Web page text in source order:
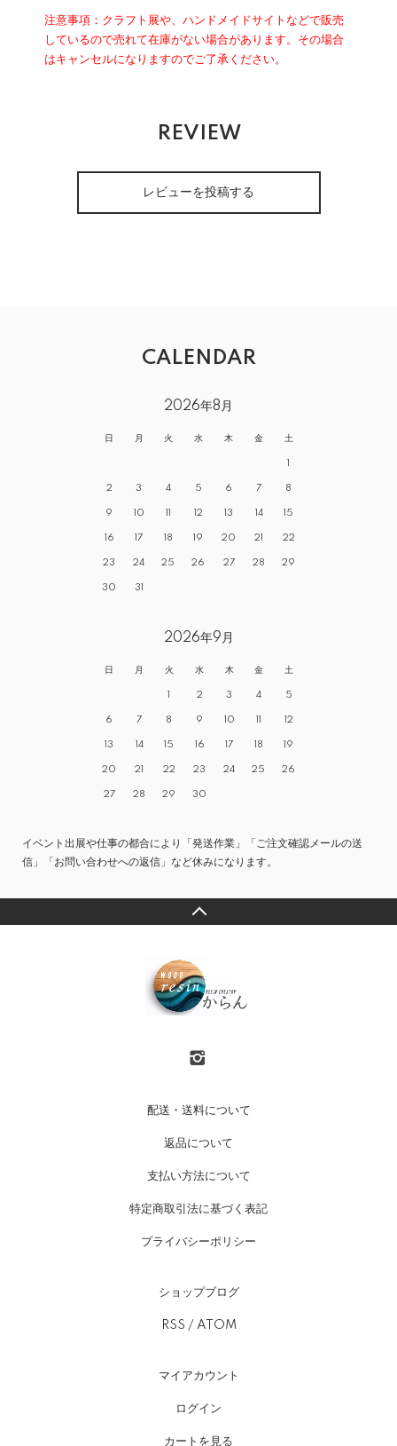
注意事項：クラフト展や、ハンドメイドサイトなどで販売
しているので売れて在庫がない場合があります。その場合
はキャンセルになりますのでご了承ください。
REVIEW
レビューを投稿する
CALENDAR
2026年8月
日 月 火 水 木 金 土
1
2 3 4 5 6 7 8
9 10 11 12 13 14 15
16 17 18 19 20 21 22
23 24 25 26 27 28 29
30 31
2026年9月
日 月 火 水 木 金 土
1 2 3 4 5
6 7 8 9 10 11 12
13 14 15 16 17 18 19
20 21 22 23 24 25 26
27 28 29 30
イベント出展や仕事の都合により「発送作業」「ご注文確認メールの送
信」「お問い合わせへの返信」など休みになります。
配送・送料について
返品について
支払い方法について
特定商取引法に基づく表記
プライバシーポリシー
ショップブログ
RSS / ATOM
マイアカウント
ログイン
カートを見る